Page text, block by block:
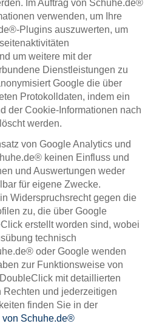
Im Auftrag von Schuhe.de®
verwenden, um Ihre
Plugins auszuwerten, um
um weitere mit der
Dienstleistungen zu
Google die über
Protokolldaten, indem ein
der Cookie-Informationen nach
werden.
von Google Analytics und
keinen Einfluss und
und Auswertungen weder
für eigene Zwecke.
Widerspruchsrecht gegen die
zu, die über Google
erstellt worden sind, wobei
technisch
oder Google wenden
zur Funktionsweise von
mit detaillierten
Rechten und jederzeitigen
finden Sie in der
von Schuhe.de®